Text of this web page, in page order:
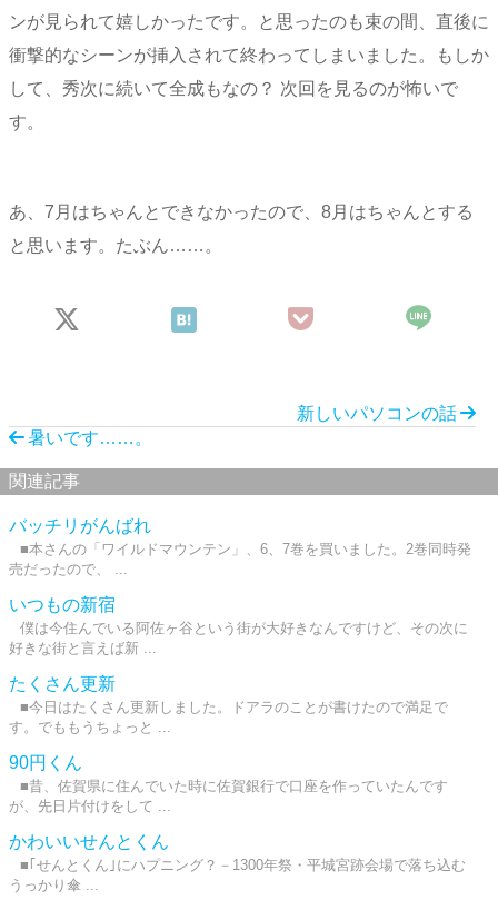
ンが見られて嬉しかったです。と思ったのも束の間、直後に
衝撃的なシーンが挿入されて終わってしまいました。もしか
して、秀次に続いて全成もなの？ 次回を見るのが怖いで
す。
あ、7月はちゃんとできなかったので、8月はちゃんとする
と思います。たぶん……。
新しいパソコンの話
暑いです……。
関連記事
バッチリがんばれ
■本さんの「ワイルドマウンテン」、6、7巻を買いました。2巻同時発
売だったので、 ...
いつもの新宿
僕は今住んでいる阿佐ヶ谷という街が大好きなんですけど、その次に
好きな街と言えば新 ...
たくさん更新
■今日はたくさん更新しました。ドアラのことが書けたので満足で
す。でももうちょっと ...
90円くん
■昔、佐賀県に住んでいた時に佐賀銀行で口座を作っていたんです
が、先日片付けをして ...
かわいいせんとくん
■｢せんとくん｣にハプニング？－1300年祭・平城宮跡会場で落ち込む
うっかり傘 ...